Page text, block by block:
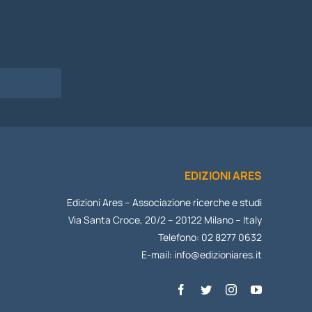
EDIZIONI ARES
Edizioni Ares – Associazione ricerche e studi
Via Santa Croce, 20/2 – 20122 Milano – Italy
Telefono: 02 8277 0632
E-mail: info@edizioniares.it